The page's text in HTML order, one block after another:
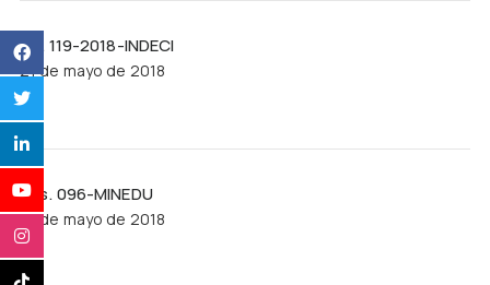
R.J. 119-2018-INDECI
21 de mayo de 2018
Res. 096-MINEDU
21 de mayo de 2018